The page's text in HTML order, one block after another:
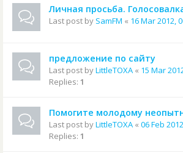
Личная просьба.
Last post by SamFM « 16 Mar 2012,
предложение по сайту
Last post byLittleTOXA « 15 Mar
Replies: 1
Помогите молодому
Last post byLittleTOXA « 06 Feb
Replies: 1